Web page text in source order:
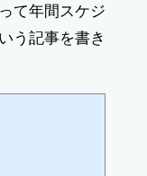
て年間スケジ
う記事を書き